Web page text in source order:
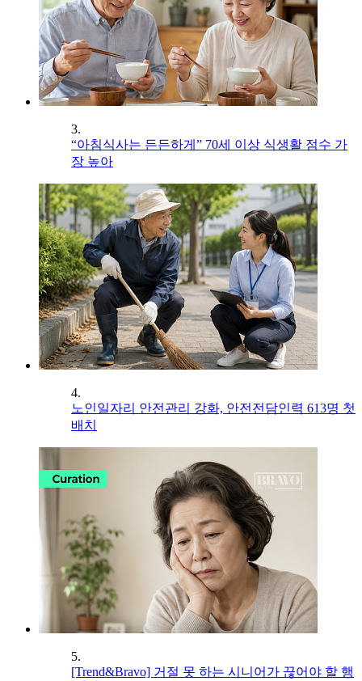
3.
“아침식사는 든든하게” 70세 이상 식생활 점수 가
장 높아
4.
노인일자리 안전관리 강화, 안전전담인력 613명 첫
배치
5.
[Trend&Bravo] 거절 못 하는 시니어가 끊어야 할 행